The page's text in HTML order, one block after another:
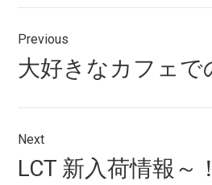
投
稿
ナ
ビ
ゲ
ー
Previous
Previous
post:
大好きなカフェで
Next
Next
post:
LCT 新入荷情報～！